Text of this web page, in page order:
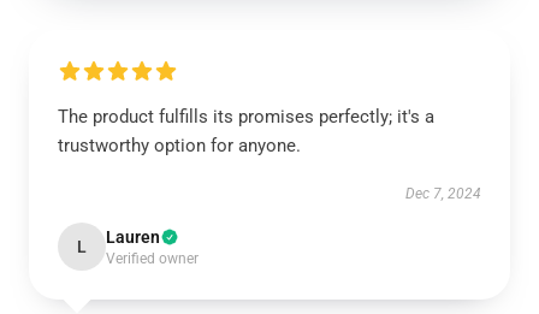
The product fulfills its promises perfectly; it's a
trustworthy option for anyone.
Dec 7, 2024
L Lauren
Verified owner